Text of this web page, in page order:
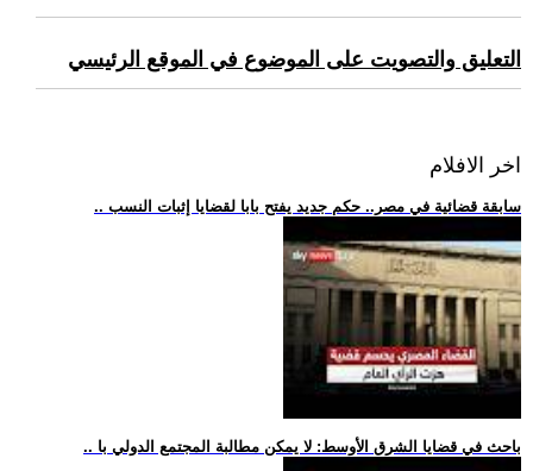
التعليق والتصويت على الموضوع في الموقع الرئيسي
اخر الافلام
.. سابقة قضائية في مصر.. حكم جديد يفتح بابا لقضايا إثبات النسب
.. باحث في قضايا الشرق الأوسط: لا يمكن مطالبة المجتمع الدولي با